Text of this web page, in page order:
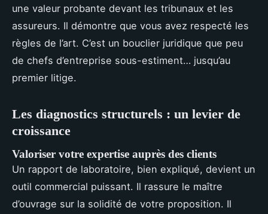
une valeur probante devant les tribunaux et les
assureurs. Il démontre que vous avez respecté les
règles de l’art. C’est un bouclier juridique que peu
de chefs d’entreprise sous-estiment… jusqu’au
premier litige.
Les diagnostics structurels : un levier de
croissance
Valoriser votre expertise auprès des clients
Un rapport de laboratoire, bien expliqué, devient un
outil commercial puissant. Il rassure le maître
d’ouvrage sur la solidité de votre proposition. Il